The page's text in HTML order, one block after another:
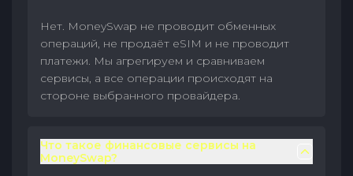
Нет. MoneySwap не проводит обменных
операций, не продаёт eSIM и не проводит
платежи. Мы агрегируем и сравниваем
сервисы, а все операции происходят на
стороне выбранного провайдера.
Что такое финансовые сервисы на
MoneySwap?